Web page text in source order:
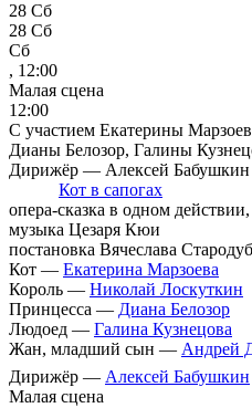
28 Сб
28 Сб
Сб
, 12:00
Малая сцена
12:00
С участием Екатерины
Дианы Белозор, Галины
Дирижёр — Алексей Бабушкин
Кот в сапогах
опера-сказка в одном
музыка Цезаря Кюи
постановка Вячеслава
Кот — Екатерина Марзоева
Король — Николай Лоскуткин
Принцесса — Диана Белозор
Людоед — Галина Кузнецова
Жан, младший сын — Андрей
Дирижёр — Алексей Бабушкин
Малая сцена